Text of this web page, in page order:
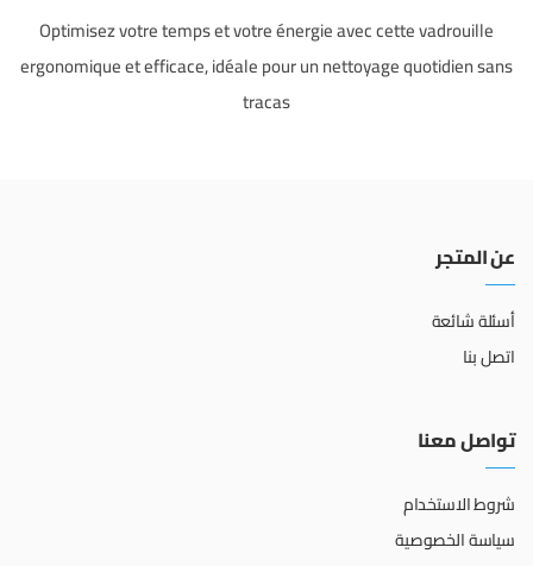
Optimisez votre temps et votre énergie avec cette vadrouille
ergonomique et efficace, idéale pour un nettoyage quotidien sans
tracas
عن المتجر
أسئلة شائعة
اتصل بنا
تواصل معنا
شروط الاستخدام
سياسة الخصوصية